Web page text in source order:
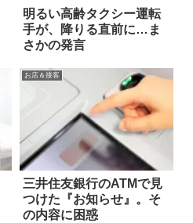
明るい高齢タクシー運転
手が、降りる直前に…ま
さかの発言
お店＆接客
三井住友銀行のATMで見
つけた『お知らせ』。そ
の内容に困惑